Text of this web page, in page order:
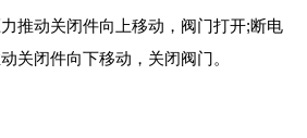
推动关闭件向上移动，阀门打开;断电
关闭件向下移动，关闭阀门。